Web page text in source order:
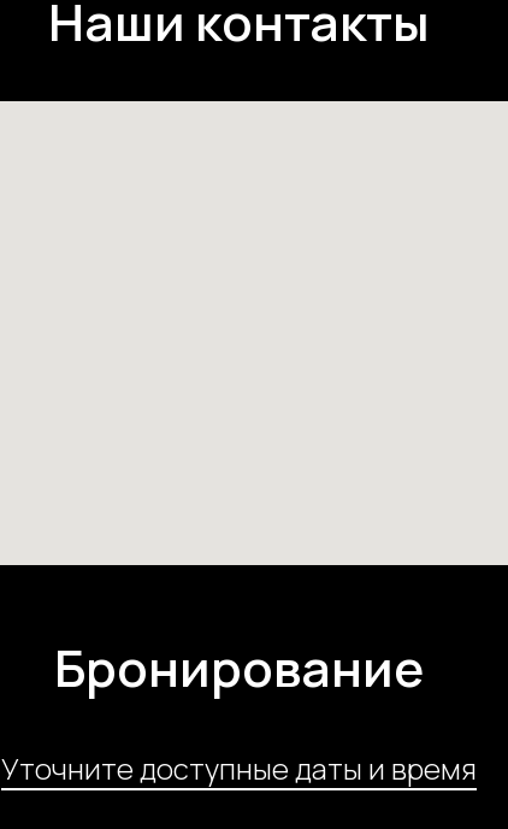
Наши контакты
Бронирование
Уточните доступные даты и время